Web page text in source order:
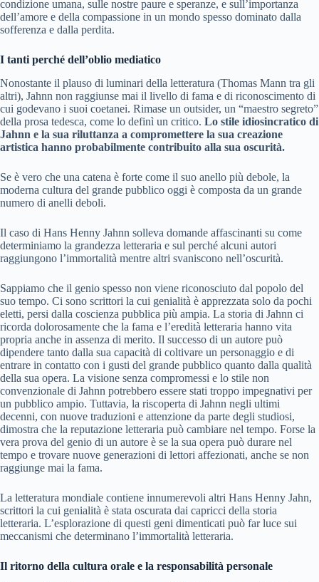
condizione umana, sulle nostre paure e speranze, e sull’importanza
dell’amore e della compassione in un mondo spesso dominato dalla
sofferenza e dalla perdita.
I tanti perché dell’oblio mediatico
Nonostante il plauso di luminari della letteratura (Thomas Mann tra gli
altri), Jahnn non raggiunse mai il livello di fama e di riconoscimento di
cui godevano i suoi coetanei. Rimase un outsider, un “maestro segreto”
della prosa tedesca, come lo definì un critico. Lo stile idiosincratico di
Jahnn e la sua riluttanza a compromettere la sua creazione
artistica hanno probabilmente contribuito alla sua oscurità.
Se è vero che una catena è forte come il suo anello più debole, la
moderna cultura del grande pubblico oggi è composta da un grande
numero di anelli deboli.
Il caso di Hans Henny Jahnn solleva domande affascinanti su come
determiniamo la grandezza letteraria e sul perché alcuni autori
raggiungono l’immortalità mentre altri svaniscono nell’oscurità.
Sappiamo che il genio spesso non viene riconosciuto dal popolo del
suo tempo. Ci sono scrittori la cui genialità è apprezzata solo da pochi
eletti, persi dalla coscienza pubblica più ampia. La storia di Jahnn ci
ricorda dolorosamente che la fama e l’eredità letteraria hanno vita
propria anche in assenza di merito. Il successo di un autore può
dipendere tanto dalla sua capacità di coltivare un personaggio e di
entrare in contatto con i gusti del grande pubblico quanto dalla qualità
della sua opera. La visione senza compromessi e lo stile non
convenzionale di Jahnn potrebbero essere stati troppo impegnativi per
un pubblico ampio. Tuttavia, la riscoperta di Jahnn negli ultimi
decenni, con nuove traduzioni e attenzione da parte degli studiosi,
dimostra che la reputazione letteraria può cambiare nel tempo. Forse la
vera prova del genio di un autore è se la sua opera può durare nel
tempo e trovare nuove generazioni di lettori affezionati, anche se non
raggiunge mai la fama.
La letteratura mondiale contiene innumerevoli altri Hans Henny Jahn,
scrittori la cui genialità è stata oscurata dai capricci della storia
letteraria. L’esplorazione di questi geni dimenticati può far luce sui
meccanismi che determinano l’immortalità letteraria.
Il ritorno della cultura orale e la responsabilità personale